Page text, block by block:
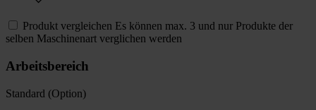
Produkt vergleichen Es können max. 3 und nur Produkte der
selben Maschinenart verglichen werden
Arbeitsbereich
Standard (Option)